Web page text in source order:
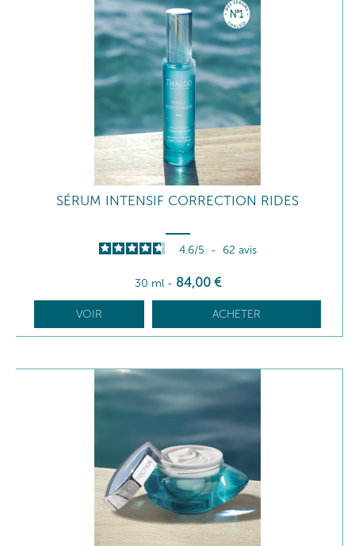
SÉRUM INTENSIF CORRECTION RIDES
4.6/5 - 62 avis
30 ml - 84,00 €
VOIR ACHETER